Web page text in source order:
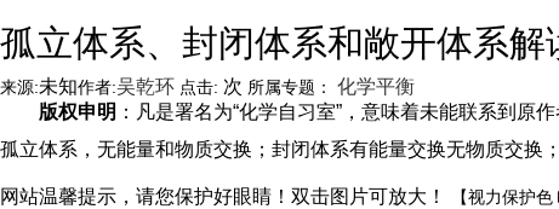
孤立体系、封闭体系和敞开体系解
来源:未知作者:吴乾环 点击: 次 所属专题：
化学平衡
版权申明 ：凡是署名为“化学自习室”，意味着未能联系到原
孤立体系，无能量和物质交换；封闭体系有能量交换无物质交换
网站温馨提示，请您保护好眼睛！双击图片可放大！ 【视力保护色